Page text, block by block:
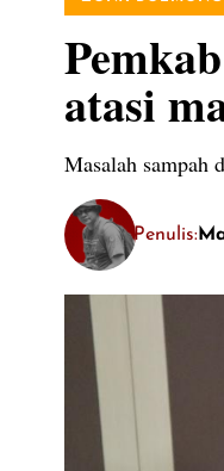
atasi
Masalah sampah
Penulis: